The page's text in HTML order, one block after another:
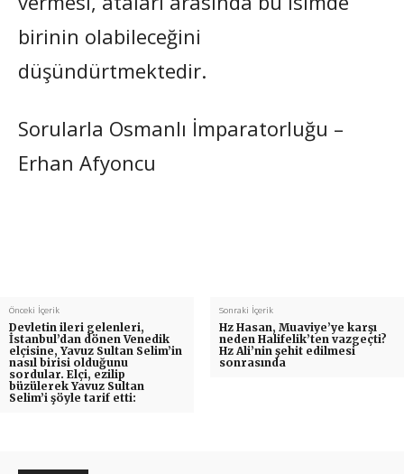
birinin olabileceğini
düşündürtmektedir.
Sorularla Osmanlı İmparatorluğu –
Erhan Afyoncu
Önceki İçerik
Devletin ileri gelenleri,
İstanbul’dan dönen Venedik
elçisine, Yavuz Sultan Selim’in
nasıl birisi olduğunu
sordular. Elçi, ezilip
büzülerek Yavuz Sultan
Selim’i şöyle tarif etti:
Sonraki İçerik
Hz Hasan, Muaviye’ye karşı
neden Halifelik’ten vazgeçti?
Hz Ali’nin şehit edilmesi
sonrasında